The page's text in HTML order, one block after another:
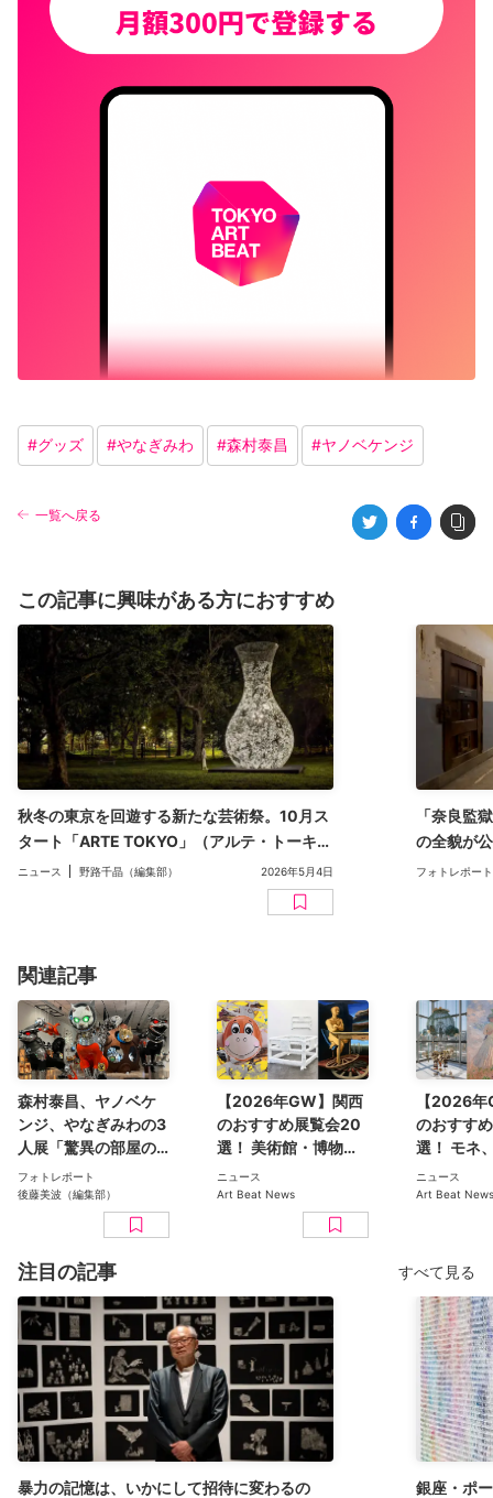
#グッズ #やなぎみわ #森村泰昌 #ヤノベケンジ
一覧へ戻る
この記事に興味がある方におすすめ
秋冬の東京を回遊する新たな芸術祭。10月ス
タート「ARTE TOKYO」（アルテ・トーキョ
ー）の詳細が明らかに
ニュース 野路千晶（編集部） 2026年5月4日
「奈良監
の全貌が
史、自由
フォトレポート
関連記事
森村泰昌、ヤノベケ
ンジ、やなぎみわの3
人展「驚異の部屋の
私たち、消滅せ
よ。」（大阪中之島
美術館）が開幕。“過
剰性”の果てに見出し
た“消滅”とは何か
フォトレポート
後藤美波（編集部）
【2026年GW】関西
のおすすめ展覧会20
選！ 美術館・博物館
の最新アート展：ル
ノワール、古代エジ
プト、マルタン・マ
ルジェラ、中西夏之
ニュース
Art Beat News
【2026
のおすす
選！ モネ
ス、YBA
あおむし
ニュース
Art Beat News
注目の記事 すべて見る
暴力の記憶は、いかにして招待に変わるの
銀座・ポ